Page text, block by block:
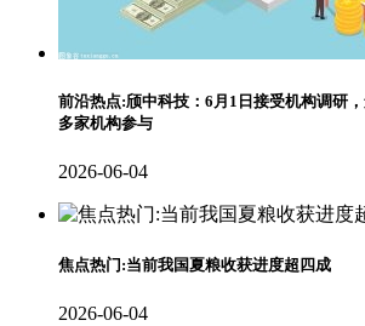
前沿热点:颀中科技：6月1日接受机构调研
多家机构参与
2026-06-04
焦点热门:当前我国夏粮收获进度超四成
2026-06-04